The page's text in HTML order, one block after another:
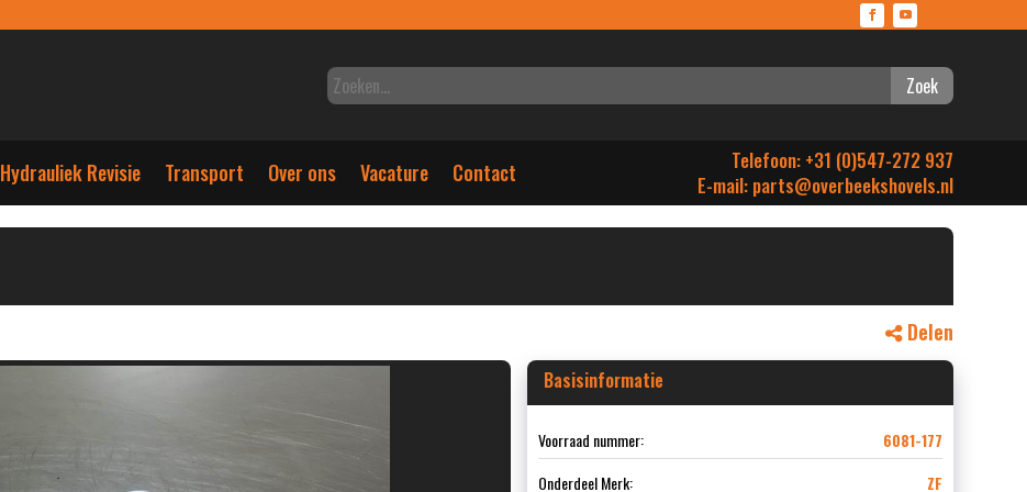
Zoek
Hydrauliek Revisie Transport Over ons Vacature Contact
Telefoon: +31 (0)547-272 937
E-mail: parts@overbeekshovels.nl
Delen
Basisinformatie
Voorraad nummer:
6081-177
Onderdeel Merk:
ZF